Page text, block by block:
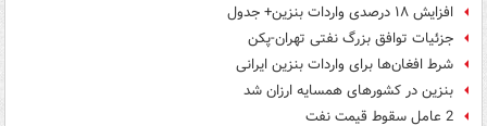
افزایش ۱۸ درصدی واردات بنزین+ جدول
جزئیات توافق بزرگ نفتی تهران-پکن
شرط افغان‌ها برای واردات بنزین ایرانی
بنزین در کشورهای همسایه ارزان شد
2 عامل سقوط قیمت نفت